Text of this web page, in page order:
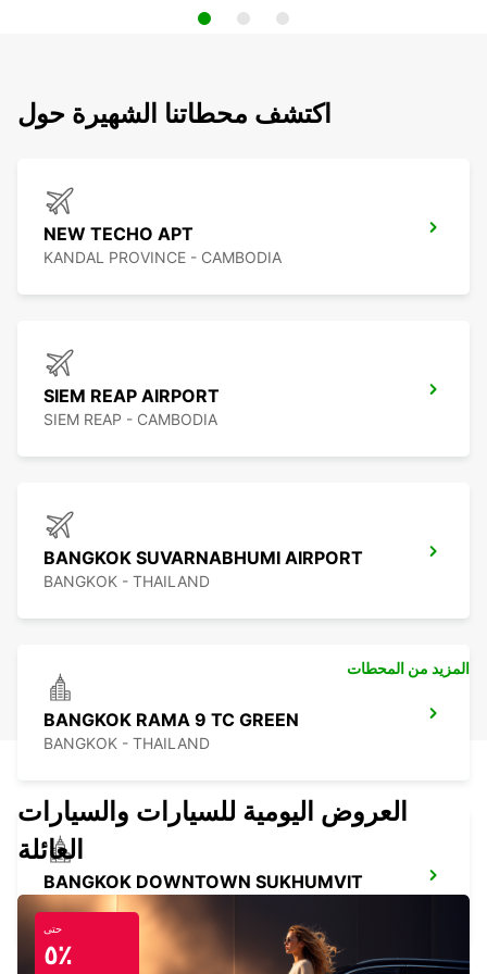
اكتشف محطاتنا الشهيرة حول
NEW TECHO APT
KANDAL PROVINCE - CAMBODIA
SIEM REAP AIRPORT
SIEM REAP - CAMBODIA
BANGKOK SUVARNABHUMI AIRPORT
BANGKOK - THAILAND
BANGKOK RAMA 9 TC GREEN
BANGKOK - THAILAND
BANGKOK DOWNTOWN SUKHUMVIT
BANGKOK - THAILAND
المزيد من المحطات
العروض اليومية للسيارات والسيارات
العائلة
حتى
٥٪